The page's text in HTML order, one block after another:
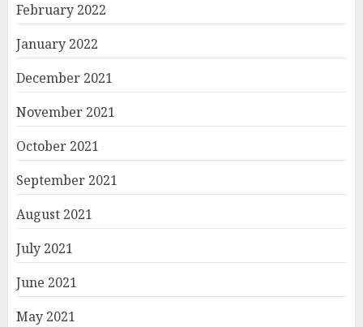
February 2022
January 2022
December 2021
November 2021
October 2021
September 2021
August 2021
July 2021
June 2021
May 2021